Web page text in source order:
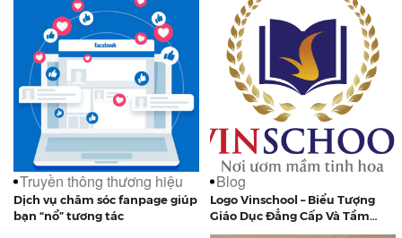
Truyền thông thương hiệu
Dịch vụ chăm sóc fanpage giúp
bạn “nổ” tương tác
Blog
Logo Vinschool – Biểu Tượng
Giáo Dục Đẳng Cấp Và Tầm
Nhìn Dài Hạn